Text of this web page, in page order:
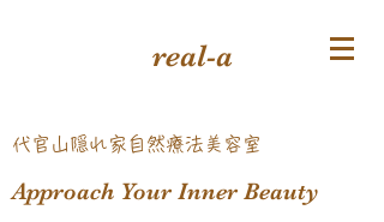
real-a
​代官山隠れ家自然療法美容室
Approach Your Inner Beauty